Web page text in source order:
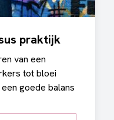
praktijk
van een
tot bloei
goede balans